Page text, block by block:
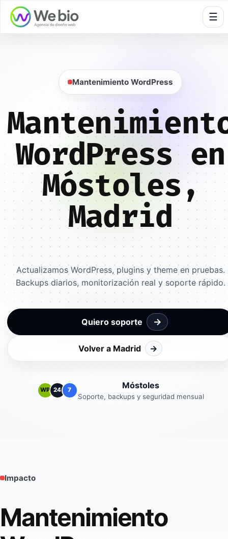
☰
Mantenimiento WordPress
WordPress en
Móstoles,
Madrid
Actualizamos WordPress, plugins y theme en pruebas.
Backups diarios, monitorización real y soporte rápido.
Quiero soporte →
Volver a Madrid →
WP 24 7 Móstoles
Soporte, backups y seguridad mensual
Impacto
Mantenimiento